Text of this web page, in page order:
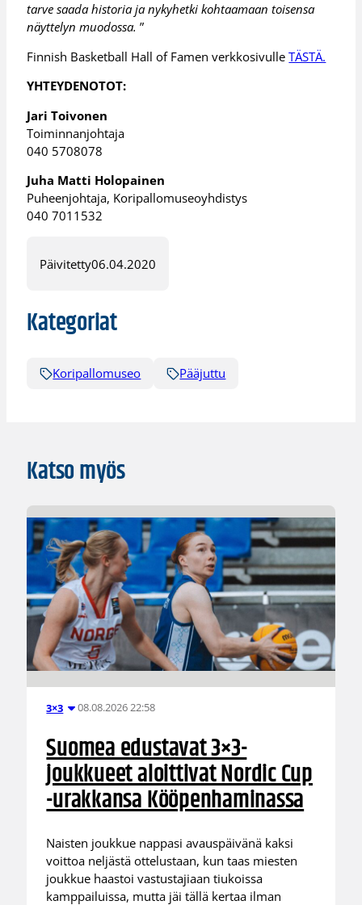
tarve saada historia ja nykyhetki kohtaamaan toisensa
näyttelyn muodossa. ”
Finnish Basketball Hall of Famen verkkosivulleTÄSTÄ.
YHTEYDENOTOT:
Jari Toivonen
Toiminnanjohtaja
040 5708078
Juha Matti Holopainen
Puheenjohtaja, Koripallomuseoyhdistys
040 7011532
Päivitetty06.04.2020
Kategoriat
Koripallomuseo Pääjuttu
Katso myös
3×3 08.08.2026 22:58
Suomea edustavat 3×3-
joukkueet aloittivat Nordic Cup
-urakkansa Kööpenhaminassa
Naisten joukkue nappasi avauspäivänä kaksi
voittoa neljästä ottelustaan, kun taas miesten
joukkue haastoi vastustajiaan tiukoissa
kamppailuissa, mutta jäi tällä kertaa ilman